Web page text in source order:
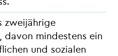
zweijährige
davon mindestens ein
und sozialen